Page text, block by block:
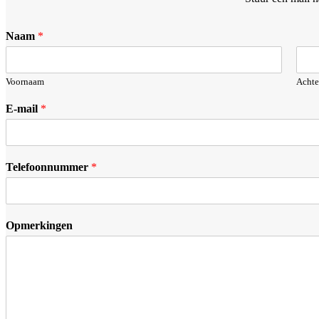
Naam *
Voornaam
E-mail *
Telefoonnummer *
Opmerkingen